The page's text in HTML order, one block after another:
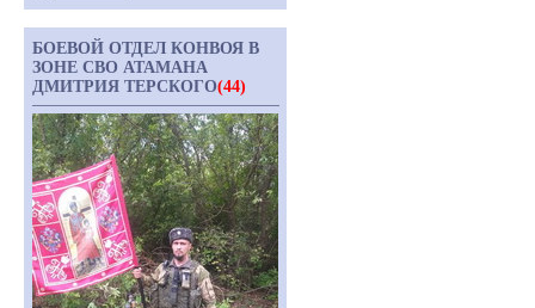
БОЕВОЙ ОТДЕЛ КОНВОЯ В
ЗОНЕ СВО АТАМАНА
ДМИТРИЯ ТЕРСКОГО(44)